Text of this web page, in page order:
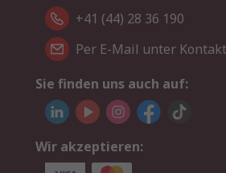
+41 (44) 28 36 190
Per E-Mail unter Kontakt
Sie finden uns auch auf:
Wir akzeptieren: